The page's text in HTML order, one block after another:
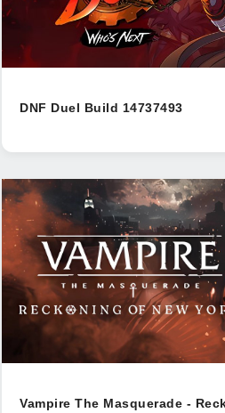
DNF Duel Build 14737493
Vampire The Masquerade -